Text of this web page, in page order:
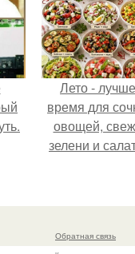
Лето -
время для
овощей,
зелени и
несколько
Обратная связь